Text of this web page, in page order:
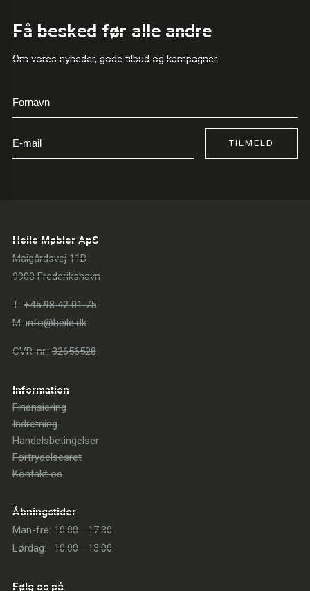
Få besked før alle andre
Om vores nyheder, gode tilbud og kampagner.
TILMELD
Heile Møbler ApS
Maigårdsvej 11B
9900 Frederikshavn
T: +45 98 42 01 75
M: info@heile.dk
CVR-nr.: 32656528
Information
Finansiering
Indretning
Handelsbetingelser
Fortrydelsesret
Kontakt os
Åbningstider
Man-fre: 10.00 - 17.30
Lørdag:
10.00 - 13.00
Følg os på